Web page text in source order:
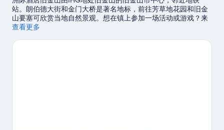
站。朗伯德大街和金门大桥是著名地标，前往芳草地花园和旧金
山要塞可欣赏当地自然景观。想在镇上参加一场活动或游戏？来
看看甲骨文公园都有哪些好玩的吧。
查看更多